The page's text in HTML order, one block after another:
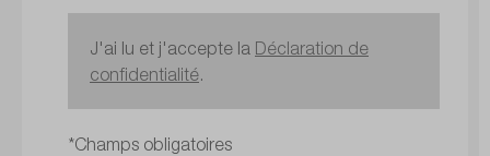
J'ai lu et j'accepte la Déclaration de
confidentialité.
*Champs obligatoires